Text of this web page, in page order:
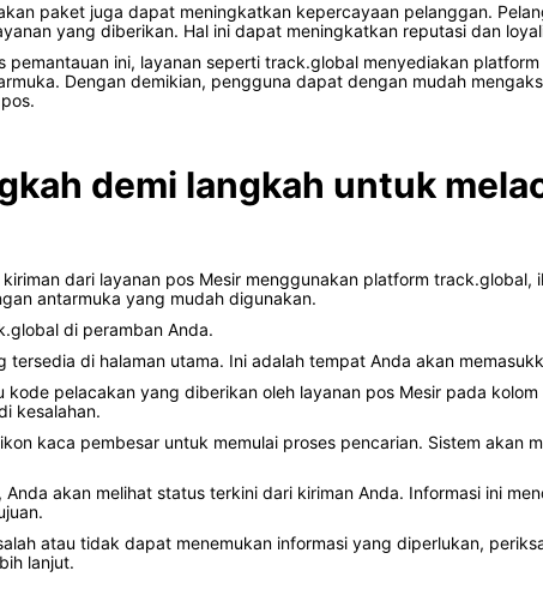
paket juga dapat meningkatkan kepercayaan pelanggan.
yang diberikan. Hal ini dapat meningkatkan reputasi dan
pemantauan ini, layanan seperti track.global menyediakan
Dengan demikian, pengguna dapat dengan mudah
demi langkah untuk
dari layanan pos Mesir menggunakan platform
antarmuka yang mudah digunakan.
di peramban Anda.
tersedia di halaman utama. Ini adalah tempat Anda akan
kode pelacakan yang diberikan oleh layanan pos Mesir pada
kesalahan.
kaca pembesar untuk memulai proses pencarian. Sistem akan
Anda akan melihat status terkini dari kiriman Anda. Informasi ini
atau tidak dapat menemukan informasi yang diperlukan,
lanjut.